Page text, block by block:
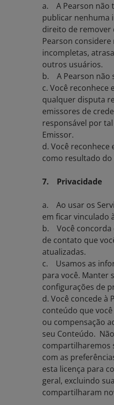
a. A Pearson não
publicar nenhuma
direito de remover
Pearson
incompletas,
outros usuários.
b. A Pearson não
c. Você reconhece
qualquer disputa
emissores de
responsável por
Emissor.
d. Você reconhece
como resultado do
7. Privacidade
a. Ao usar os
em ficar vinculado
b. Você concorda
de contato que
atualizadas.
c. Usamos as
para você. Manter
configurações de
d. Você concede
conteúdo que
ou compensação
seu Conteúdo.
compartilharemos
com as
esta licença para
geral, excluindo
compartilharam